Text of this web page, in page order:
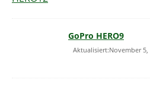
GoPro HERO9
Aktualisiert:November 5,